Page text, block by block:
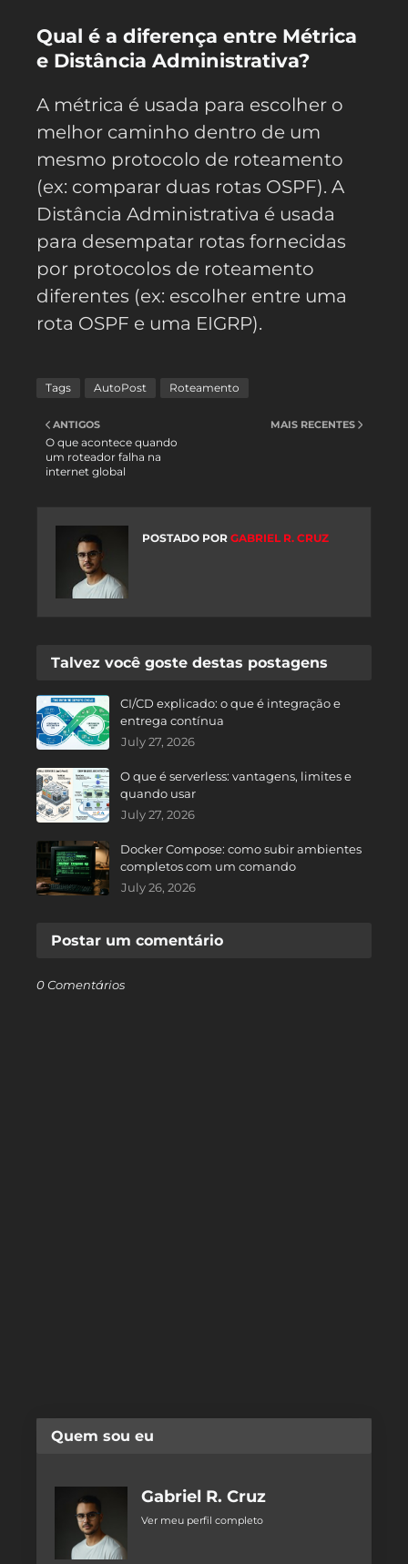
Qual é a diferença entre Métrica
e Distância Administrativa?
A métrica é usada para escolher o
melhor caminho dentro de um
mesmo protocolo de roteamento
(ex: comparar duas rotas OSPF). A
Distância Administrativa é usada
para desempatar rotas fornecidas
por protocolos de roteamento
diferentes (ex: escolher entre uma
rota OSPF e uma EIGRP).
Tags AutoPost Roteamento
MAIS RECENTES
ANTIGOS
O que acontece quando
um roteador falha na
internet global
POSTADO POR GABRIEL R. CRUZ
Talvez você goste destas postagens
CI/CD explicado: o que é integração e
entrega contínua
July 27, 2026
O que é serverless: vantagens, limites e
quando usar
July 27, 2026
Docker Compose: como subir ambientes
completos com um comando
July 26, 2026
Postar um comentário
0 Comentários
Quem sou eu
Gabriel R. Cruz
Ver meu perfil completo